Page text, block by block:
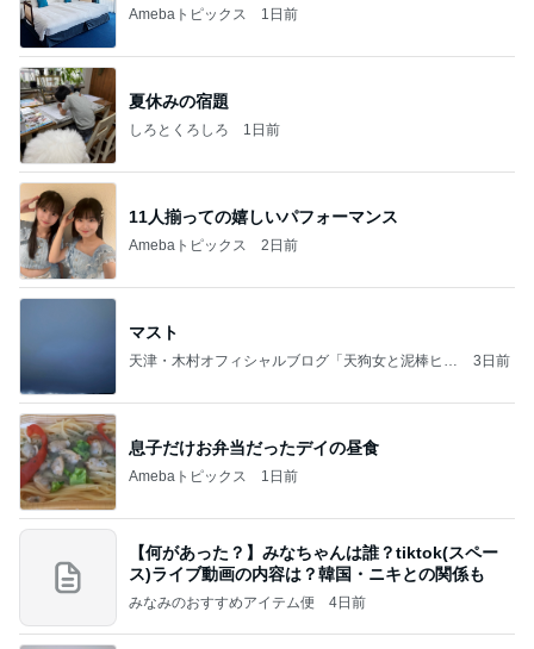
Amebaトピックス 1日前
夏休みの宿題
しろとくろしろ 1日前
11人揃っての嬉しいパフォーマンス
Amebaトピックス 2日前
マスト
天津・木村オフィシャルブログ「天狗女と泥棒ヒゲ
3日前
息子だけお弁当だったデイの昼食
Amebaトピックス 1日前
【何があった？】みなちゃんは誰？tiktok(スペー
ス)ライブ動画の内容は？韓国・ニキとの関係も
みなみのおすすめアイテム便 4日前